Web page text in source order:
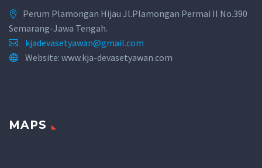
Perum Plamongan Hijau Jl.Plamongan Permai II No.390
Semarang-Jawa Tengah.
kjadevasetyawan@gmail.com
Website: www.kja-devasetyawan.com
MAPS